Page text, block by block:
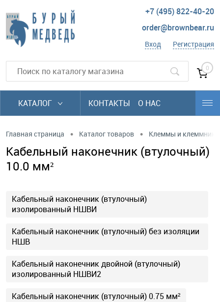
+7 (495) 822-40-20
order@brownbear.ru
Вход Регистрация
0
КАТАЛОГ КОНТАКТЫ О НАС
Главная страница • Каталог товаров • Клеммы и клеммники
Кабельный наконечник (втулочный)
10.0 мм²
Кабельный наконечник (втулочный)
изолированный НШВИ
Кабельный наконечник (втулочный) без изоляции
НШВ
Кабельный наконечник двойной (втулочный)
изолированный НШВИ2
Кабельный наконечник (втулочный) 0.75 мм²